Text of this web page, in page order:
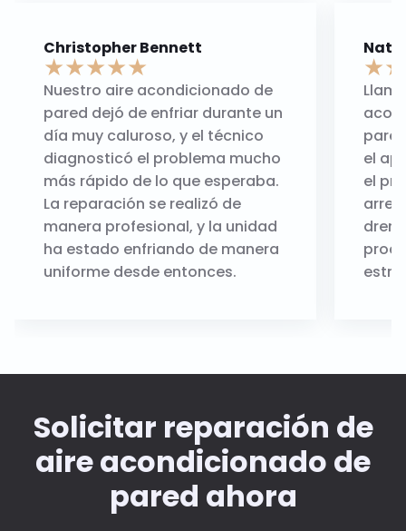
Christopher Bennett
★★★★★
Nuestro aire acondicionado de
pared dejó de enfriar durante un
día muy caluroso, y el técnico
diagnosticó el problema mucho
más rápido de lo que esperaba.
La reparación se realizó de
manera profesional, y la unidad
ha estado enfriando de manera
uniforme desde entonces.
★★
el
el
Solicitar reparación de
aire acondicionado de
pared ahora